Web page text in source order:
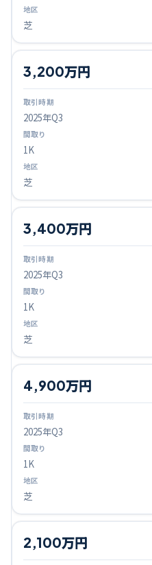
芝
2025年Q3
3,200万円
1K
芝
2025年Q3
3,400万円
1K
芝
2025年Q3
4,900万円
1K
芝
2,100万円